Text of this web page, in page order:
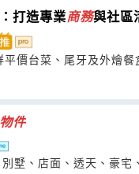
打造專業商務與社區
價台菜、尾牙及外燴
物件
墅、店面、透天、豪宅